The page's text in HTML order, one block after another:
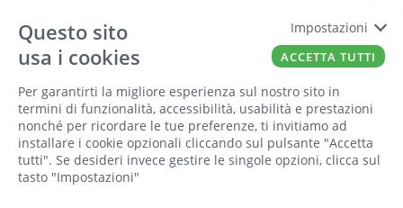
PAVANELLO
Maniglia per porte "HORIZONT" PATENT inox
Questo sito
usa i cookies
Per garantirti la migliore esperienza sul nostro sito in
termini di funzionalità, accessibilità, usabilità e prestazioni
nonché per ricordare le tue preferenze, ti invitiamo ad
installare i cookie opzionali cliccando sul pulsante "Accetta
tutti". Se desideri invece gestire le singole opzioni, clicca sul
tasto "Impostazioni"
Impostazioni
ACCETTA TUTTI